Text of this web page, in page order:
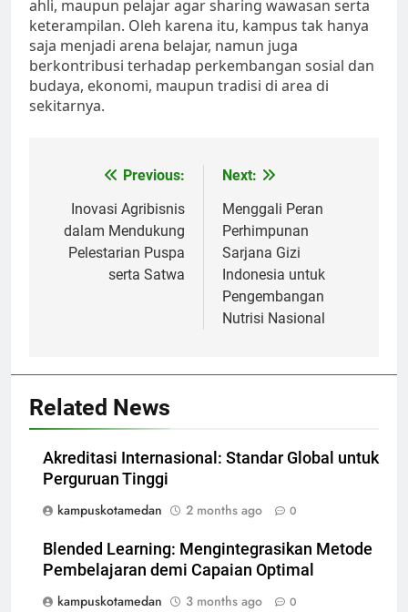
ahli, maupun pelajar agar sharing wawasan serta
keterampilan. Oleh karena itu, kampus tak hanya
saja menjadi arena belajar, namun juga
berkontribusi terhadap perkembangan sosial dan
budaya, ekonomi, maupun tradisi di area di
sekitarnya.
navigation
Previous:
Inovasi Agribisnis
dalam Mendukung
Pelestarian Puspa
serta Satwa
Next:
Menggali Peran
Perhimpunan
Sarjana Gizi
Indonesia untuk
Pengembangan
Nutrisi Nasional
Related News
Akreditasi Internasional: Standar Global untuk
Perguruan Tinggi
kampuskotamedan
2 months ago 0
Blended Learning: Mengintegrasikan Metode
Pembelajaran demi Capaian Optimal
kampuskotamedan
3 months ago 0